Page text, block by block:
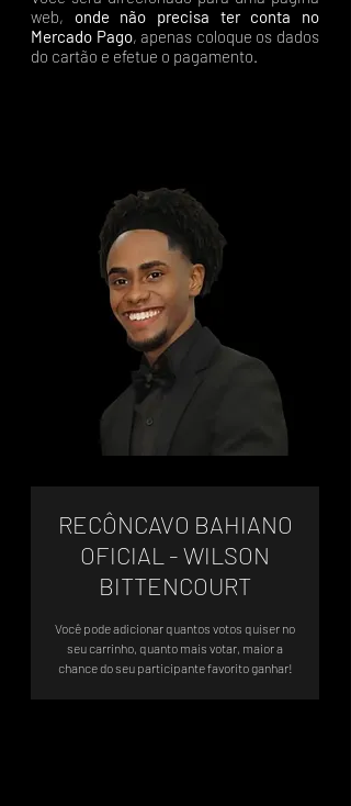
web, onde não precisa ter conta no
Mercado Pago, apenas coloque os dados
do cartão e efetue o pagamento.
RECÔNCAVO BAHIANO
OFICIAL - WILSON
BITTENCOURT
Você pode adicionar quantos votos quiser no
seu carrinho, quanto mais votar, maior a
chance do seu participante favorito ganhar!